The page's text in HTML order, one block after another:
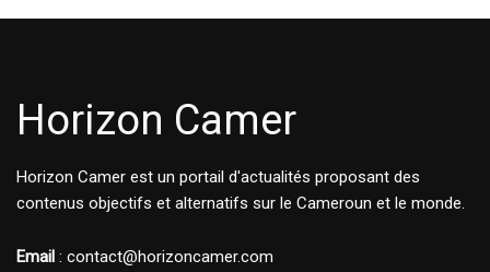
Horizon Camer
Horizon Camer est un portail d'actualités proposant des
contenus objectifs et alternatifs sur le Cameroun et le monde.
Email : contact@horizoncamer.com